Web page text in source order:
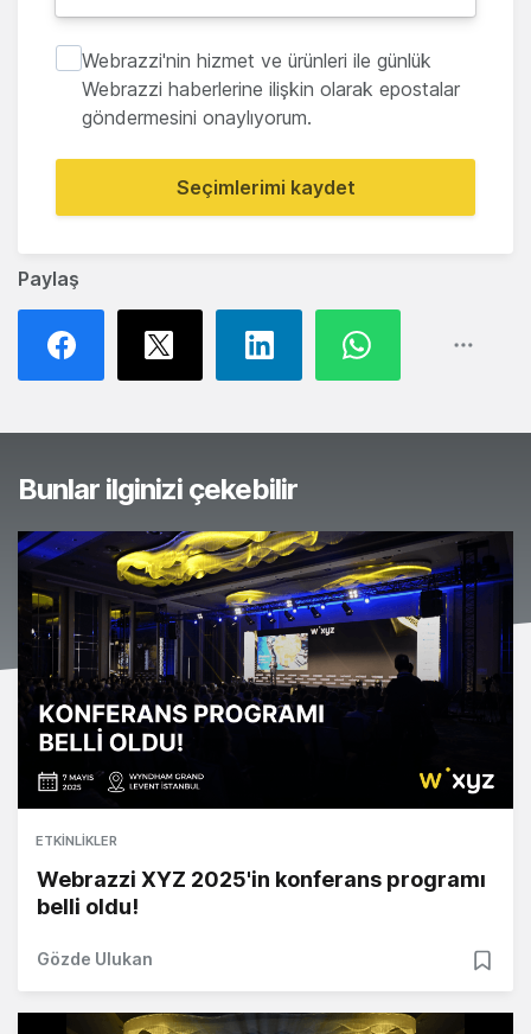
Paylaş
Webrazzi'nin hizmet ve ürünleri ile günlük
Webrazzi haberlerine ilişkin olarak epostalar
göndermesini onaylıyorum.
Seçimlerimi kaydet
Bunlar ilginizi çekebilir
ETKINLIKLER
Webrazzi XYZ 2025'in konferans programı
belli oldu!
Gözde Ulukan